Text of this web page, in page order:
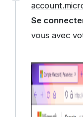
Se
vous avec